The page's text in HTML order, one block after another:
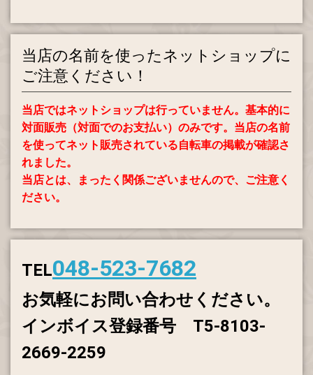
当店の名前を使ったネットショップに
ご注意ください！
当店ではネットショップは行っていません。 基本的に
対面販売（対面でのお支払い） のみです。 当店の名前
を使ってネット販売されている自転車の掲載が確認さ
れました。
当店とは、まったく関係ございませんので、ご注意く
ださい。
TEL048-523-7682
お気軽にお問い合わせください。
インボイス登録番号 T5-8103-
2669-2259